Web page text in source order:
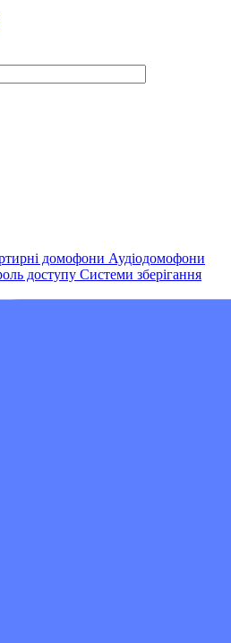
домофони Аудіодомофони
доступу Системи зберігання